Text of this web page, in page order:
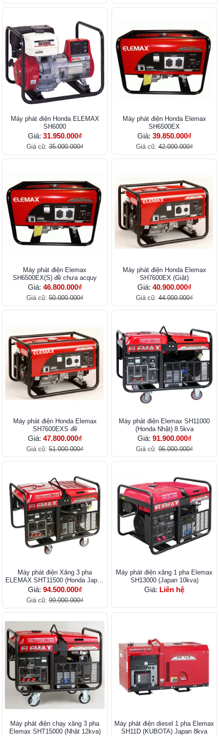
Máy phát điện Honda ELEMAX
SH6000
Giá: 31.950.000₫
Giá cũ:35.000.000₫
Máy phát điện Honda Elemax
SH6500EX
Giá: 39.850.000₫
Giá cũ:42.000.000₫
Máy phát điện Elemax
SH6500EX(S) đề chưa acquy
Giá: 46.800.000₫
Giá cũ:50.000.000₫
Máy phát điện Honda Elemax
SH7600EX (Giật)
Giá: 40.900.000₫
Giá cũ:44.000.000₫
Máy phát điện Honda Elemax
SH7600EXS đề
Giá: 47.800.000₫
Giá cũ:51.000.000₫
Máy phát điện Elemax SH11000
(Honda Nhật) 8.5kva
Giá: 91.900.000₫
Giá cũ:96.000.000₫
Máy phát điện Xăng 3 pha
ELEMAX SHT11500 (Honda Japan
10kva)
Giá: 94.500.000₫
Giá cũ:99.000.000₫
Máy phát điện xăng 1 pha Elemax
SH13000 (Japan 10kva)
Giá: Liên hệ
Máy phát điện chạy xăng 3 pha
Elemax SHT15000 (Nhật 12kva)
Máy phát điện diesel 1 pha Elemax
SH11D (KUBOTA) Japan 8kva